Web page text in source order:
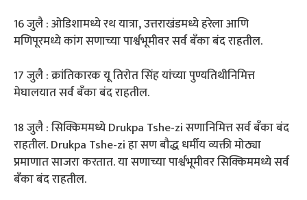
16 जुलै : ओडिशामध्ये रथ यात्रा, उत्तराखंडमध्ये हरेला आणि
मणिपूरमध्ये कांग सणाच्या पार्श्वभूमीवर सर्व बँका बंद राहतील.
17 जुलै : क्रांतिकारक यू तिरोत सिंह यांच्या पुण्यतिथीनिमित्त
मेघालयात सर्व बँका बंद राहतील.
18 जुलै : सिक्किममध्ये Drukpa Tshe-zi सणानिमित्त सर्व बँका बंद
राहतील. Drukpa Tshe-zi हा सण बौद्ध धर्मीय व्यक्ती मोठ्या
प्रमाणात साजरा करतात. या सणाच्या पार्श्वभूमीवर सिक्किममध्ये सर्व
बँका बंद राहतील.